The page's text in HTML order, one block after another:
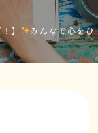
】
みんなで心をひ